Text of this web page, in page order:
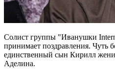
Солист группы "Иванушки
принимает поздравления. Чуть
единственный сын Кирилл
Аделина.